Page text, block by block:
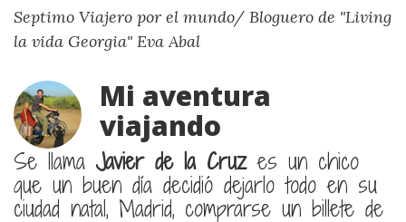
Septimo Viajero por el mundo/ Bloguero de "Living
la vida Georgia" Eva Abal
Mi aventura
viajando
Se llama Javier de la Cruzes un chico
que un buen día decidió dejarlo todo en su
ciudad natal, Madrid, comprarse un billete de